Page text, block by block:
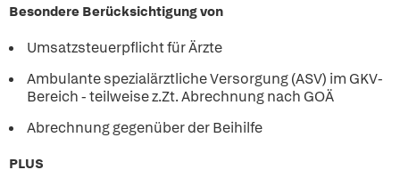
Besondere Berücksichtigung von
Umsatzsteuerpflicht für Ärzte
Ambulante spezialärztliche Versorgung (ASV) im GKV-
Bereich - teilweise z.Zt. Abrechnung nach GOÄ
Abrechnung gegenüber der Beihilfe
PLUS